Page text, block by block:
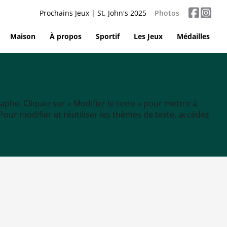
Prochains Jeux | St. John's 2025 Photos
Maison À propos Sportif Les Jeux Médailles
Cliquez sur « Modifier le texte » pour mettre à
modifier et réutiliser les thèmes de texte, accédez